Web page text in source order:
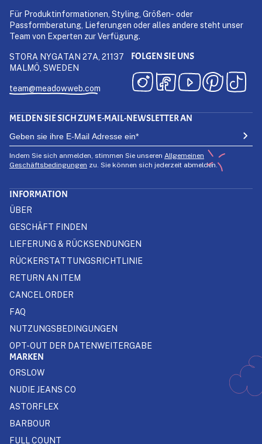
Für Produktinformationen, Styling, Größen- oder
Passformberatung, Lieferungen oder alles andere steht unser
Team von Experten zur Verfügung.
STORA NYGATAN 27A, 21137
MALMÖ, SWEDEN
team@meadowweb.com
FOLGEN SIE UNS
MELDEN SIE SICH ZUM E-MAIL-NEWSLETTER AN
Indem Sie sich anmelden, stimmen Sie unseren Allgemeinen
Geschäftsbedingungen zu. Sie können sich jederzeit abmelden.
INFORMATION
ÜBER
GESCHÄFT FINDEN
LIEFERUNG & RÜCKSENDUNGEN
RÜCKERSTATTUNGSRICHTLINIE
RETURN AN ITEM
CANCEL ORDER
FAQ
NUTZUNGSBEDINGUNGEN
OPT-OUT DER DATENWEITERGABE
MARKEN
ORSLOW
NUDIE JEANS CO
ASTORFLEX
BARBOUR
FULL COUNT